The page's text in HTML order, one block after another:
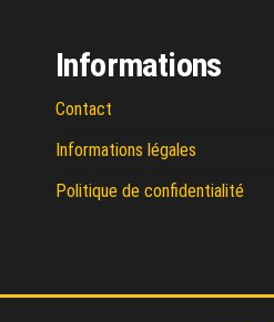
Informations
Contact
Informations légales
Politique de confidentialité